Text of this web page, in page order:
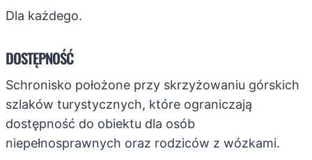
Dla każdego.
DOSTĘPNOŚĆ
Schronisko położone przy skrzyżowaniu górskich
szlaków turystycznych, które ograniczają
dostępność do obiektu dla osób
niepełnosprawnych oraz rodziców z wózkami.